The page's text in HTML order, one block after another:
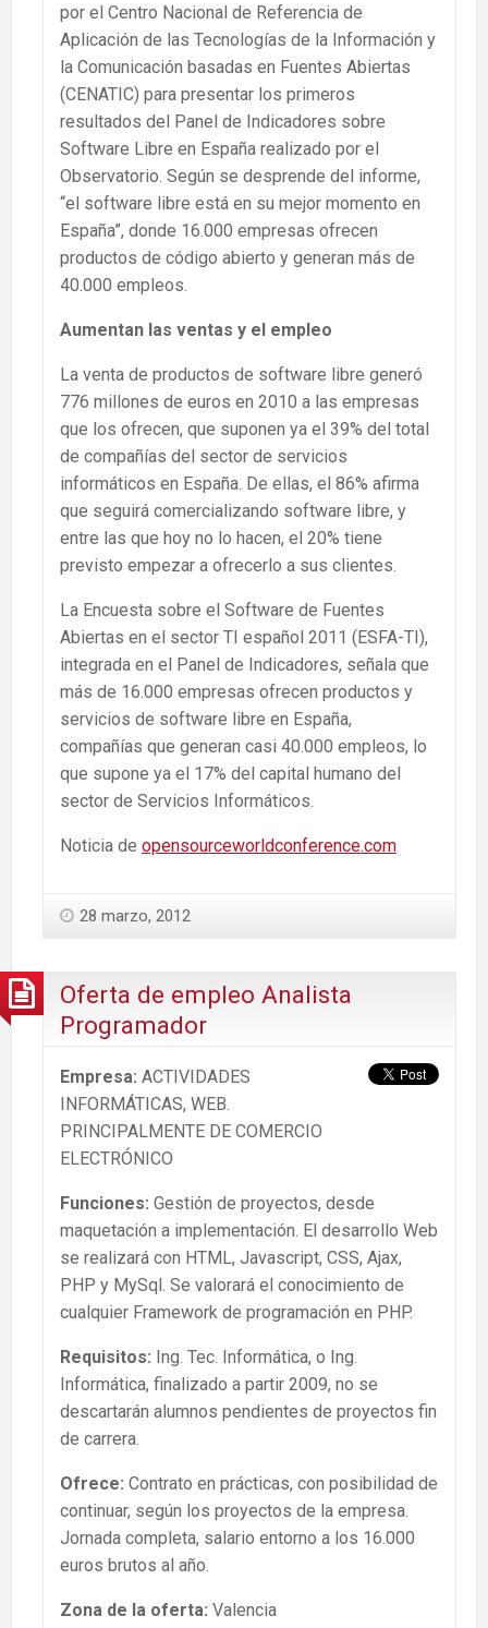
por el Centro Nacional de Referencia de
Aplicación de las Tecnologías de la Información y
la Comunicación basadas en Fuentes Abiertas
(CENATIC) para presentar los primeros
resultados del Panel de Indicadores sobre
Software Libre en España realizado por el
Observatorio. Según se desprende del informe,
“el software libre está en su mejor momento en
España”, donde 16.000 empresas ofrecen
productos de código abierto y generan más de
40.000 empleos.
Aumentan las ventas y el empleo
La venta de productos de software libre generó
776 millones de euros en 2010 a las empresas
que los ofrecen, que suponen ya el 39% del total
de compañías del sector de servicios
informáticos en España. De ellas, el 86% afirma
que seguirá comercializando software libre, y
entre las que hoy no lo hacen, el 20% tiene
previsto empezar a ofrecerlo a sus clientes.
La Encuesta sobre el Software de Fuentes
Abiertas en el sector TI español 2011 (ESFA-TI),
integrada en el Panel de Indicadores, señala que
más de 16.000 empresas ofrecen productos y
servicios de software libre en España,
compañías que generan casi 40.000 empleos, lo
que supone ya el 17% del capital humano del
sector de Servicios Informáticos.
Noticia de opensourceworldconference.com
28 marzo, 2012
Oferta de empleo Analista
Programador
Empresa: ACTIVIDADES
INFORMÁTICAS, WEB.
PRINCIPALMENTE DE COMERCIO
ELECTRÓNICO
Funciones: Gestión de proyectos, desde
maquetación a implementación. El desarrollo Web
se realizará con HTML, Javascript, CSS, Ajax,
PHP y MySql. Se valorará el conocimiento de
cualquier Framework de programación en PHP.
Requisitos: Ing. Tec. Informática, o Ing.
Informática, finalizado a partir 2009, no se
descartarán alumnos pendientes de proyectos fin
de carrera.
Ofrece: Contrato en prácticas, con posibilidad de
continuar, según los proyectos de la empresa.
Jornada completa, salario entorno a los 16.000
euros brutos al año.
Zona de la oferta: Valencia